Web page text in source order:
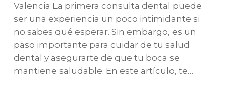
Valencia La primera consulta dental puede
ser una experiencia un poco intimidante si
no sabes qué esperar. Sin embargo, es un
paso importante para cuidar de tu salud
dental y asegurarte de que tu boca se
mantiene saludable. En este artículo, te…